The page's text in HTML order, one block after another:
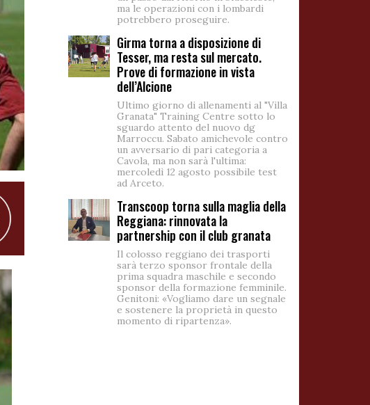
ma le operazioni con i lombardi
potrebbero proseguire.
Girma torna a disposizione di
Tesser, ma resta sul mercato.
Prove di formazione in vista
dell’Alcione
Ultimo giorno di allenamenti al "Villa
Granata" Training Centre sotto lo
sguardo attento del nuovo dg
Marroccu. Sabato amichevole contro
un avversario di pari categoria a
Cavola, ma non sarà l'ultima:
mercoledì 12 agosto possibile test
ad Arceto.
Transcoop torna sulla maglia della
Reggiana: rinnovata la
partnership con il club granata
Il colosso reggiano dei trasporti
sarà terzo sponsor frontale della
prima squadra maschile e secondo
sponsor della formazione femminile.
Genitoni: «Vogliamo dare un segnale
e sostenere la proprietà in questo
momento di ripartenza».